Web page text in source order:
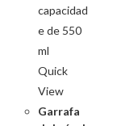
Quick
View
Garrafa